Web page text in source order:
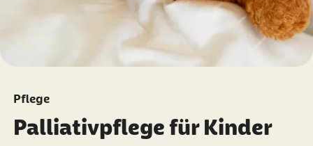
Pflege
Palliativpflege für Kinder